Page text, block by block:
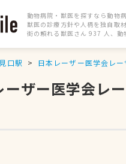
動物病院・獣医を探すなら動物
獣医の診療方針や人柄を独自取
街の頼れる獣医さん 937 人、
口駅 日本レーザー医学会レ
ザー医学会レ